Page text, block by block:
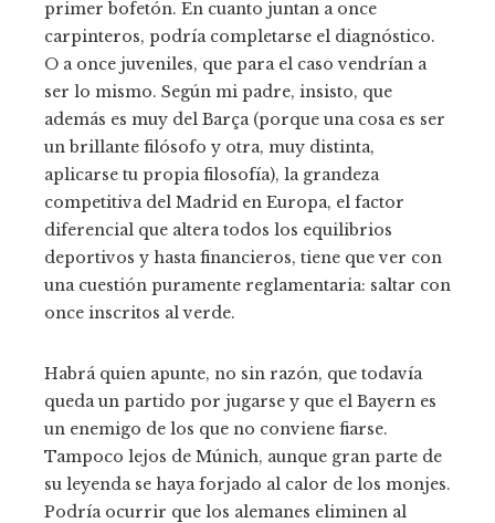
primer bofetón. En cuanto juntan a once
carpinteros, podría completarse el diagnóstico.
O a once juveniles, que para el caso vendrían a
ser lo mismo. Según mi padre, insisto, que
además es muy del Barça (porque una cosa es ser
un brillante filósofo y otra, muy distinta,
aplicarse tu propia filosofía), la grandeza
competitiva del Madrid en Europa, el factor
diferencial que altera todos los equilibrios
deportivos y hasta financieros, tiene que ver con
una cuestión puramente reglamentaria: saltar con
once inscritos al verde.
Habrá quien apunte, no sin razón, que todavía
queda un partido por jugarse y que el Bayern es
un enemigo de los que no conviene fiarse.
Tampoco lejos de Múnich, aunque gran parte de
su leyenda se haya forjado al calor de los monjes.
Podría ocurrir que los alemanes eliminen al